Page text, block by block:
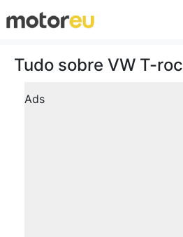
Tudo sobre VW T-roc
Ads